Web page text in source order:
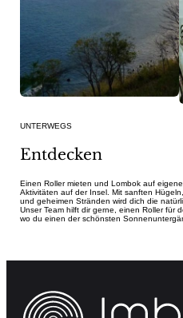
UNTERWEGS
Entdecken
Einen Roller mieten und Lombok auf
Aktivitäten auf der Insel. Mit sanften
und geheimen Stränden wird dich die
Unser Team hilft dir gerne, einen Roller für
wo du einen der schönsten